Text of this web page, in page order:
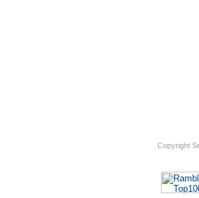
Copyright